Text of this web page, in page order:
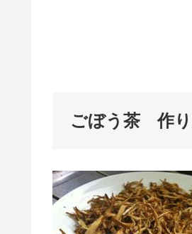
ごぼう茶 作